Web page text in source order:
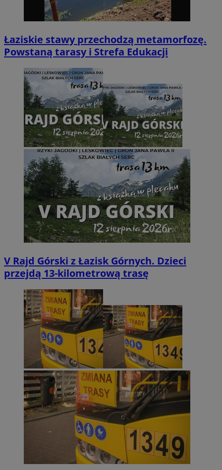
Łaziskie stawy przechodzą metamorfozę.
Powstaną tarasy i Strefa Edukacji
V Rajd Górski z Łazisk Górnych. Dzieci
przejdą 13-kilometrową trasę